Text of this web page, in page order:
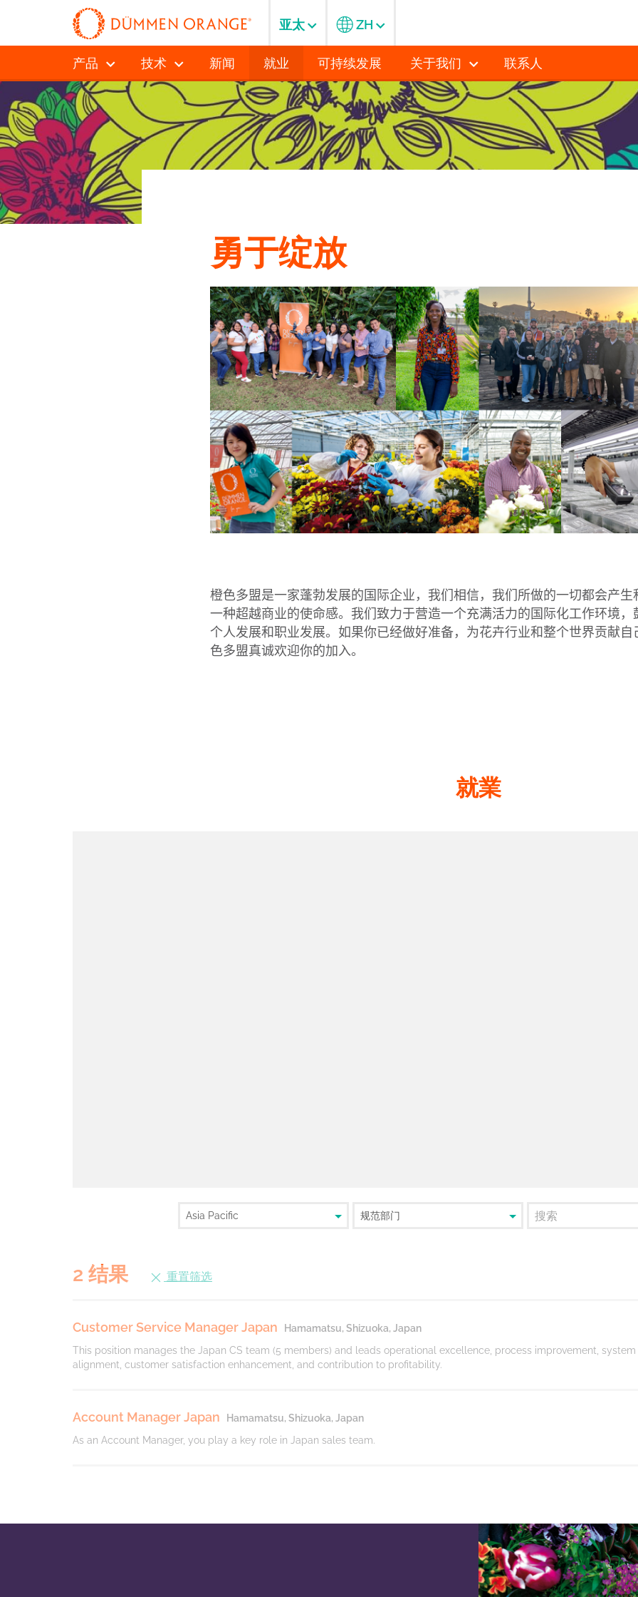
产品 技术 新闻 就业 可持续发展 关于我们 联系人
亚太 ZH
勇于绽放
橙色多盟是一家蓬勃发展的国际企业，我们相信，我们所做的一切都会产生
一种超越商业的使命感。我们致力于营造一个充满活力的国际化工作环境，
个人发展和职业发展。如果你已经做好准备，为花卉行业和整个世界贡献
色多盟真诚欢迎你的加入。
就業
2 结果 重置筛选
Customer Service Manager Japan
Hamamatsu, Shizuoka, Japan
This position manages the Japan CS team (5 members) and leads operational excellence, process improvement, system
alignment, customer satisfaction enhancement, and contribution to profitability.
Account Manager Japan
Hamamatsu, Shizuoka, Japan
As an Account Manager, you play a key role in Japan sales team.